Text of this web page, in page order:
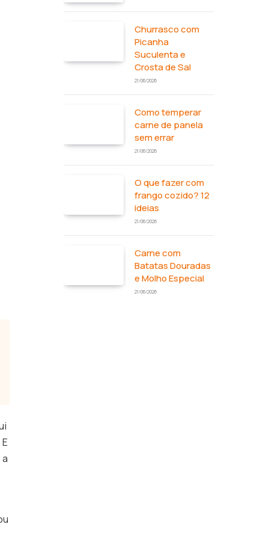
Churrasco com
Picanha
Suculenta e
Crosta de Sal
21/06/2026
Como temperar
carne de panela
sem errar
21/06/2026
O que fazer com
frango cozido? 12
ideias
21/06/2026
Carne com
Batatas Douradas
e Molho Especial
21/06/2026